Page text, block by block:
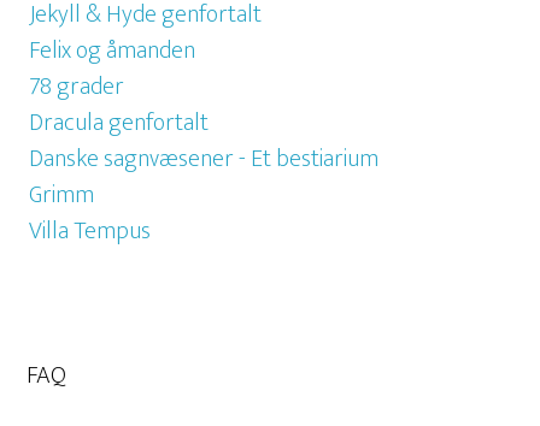
Jekyll & Hyde genfortalt
Felix og åmanden
78 grader
Dracula genfortalt
Danske sagnvæsener - Et bestiarium
Grimm
Villa Tempus
FAQ